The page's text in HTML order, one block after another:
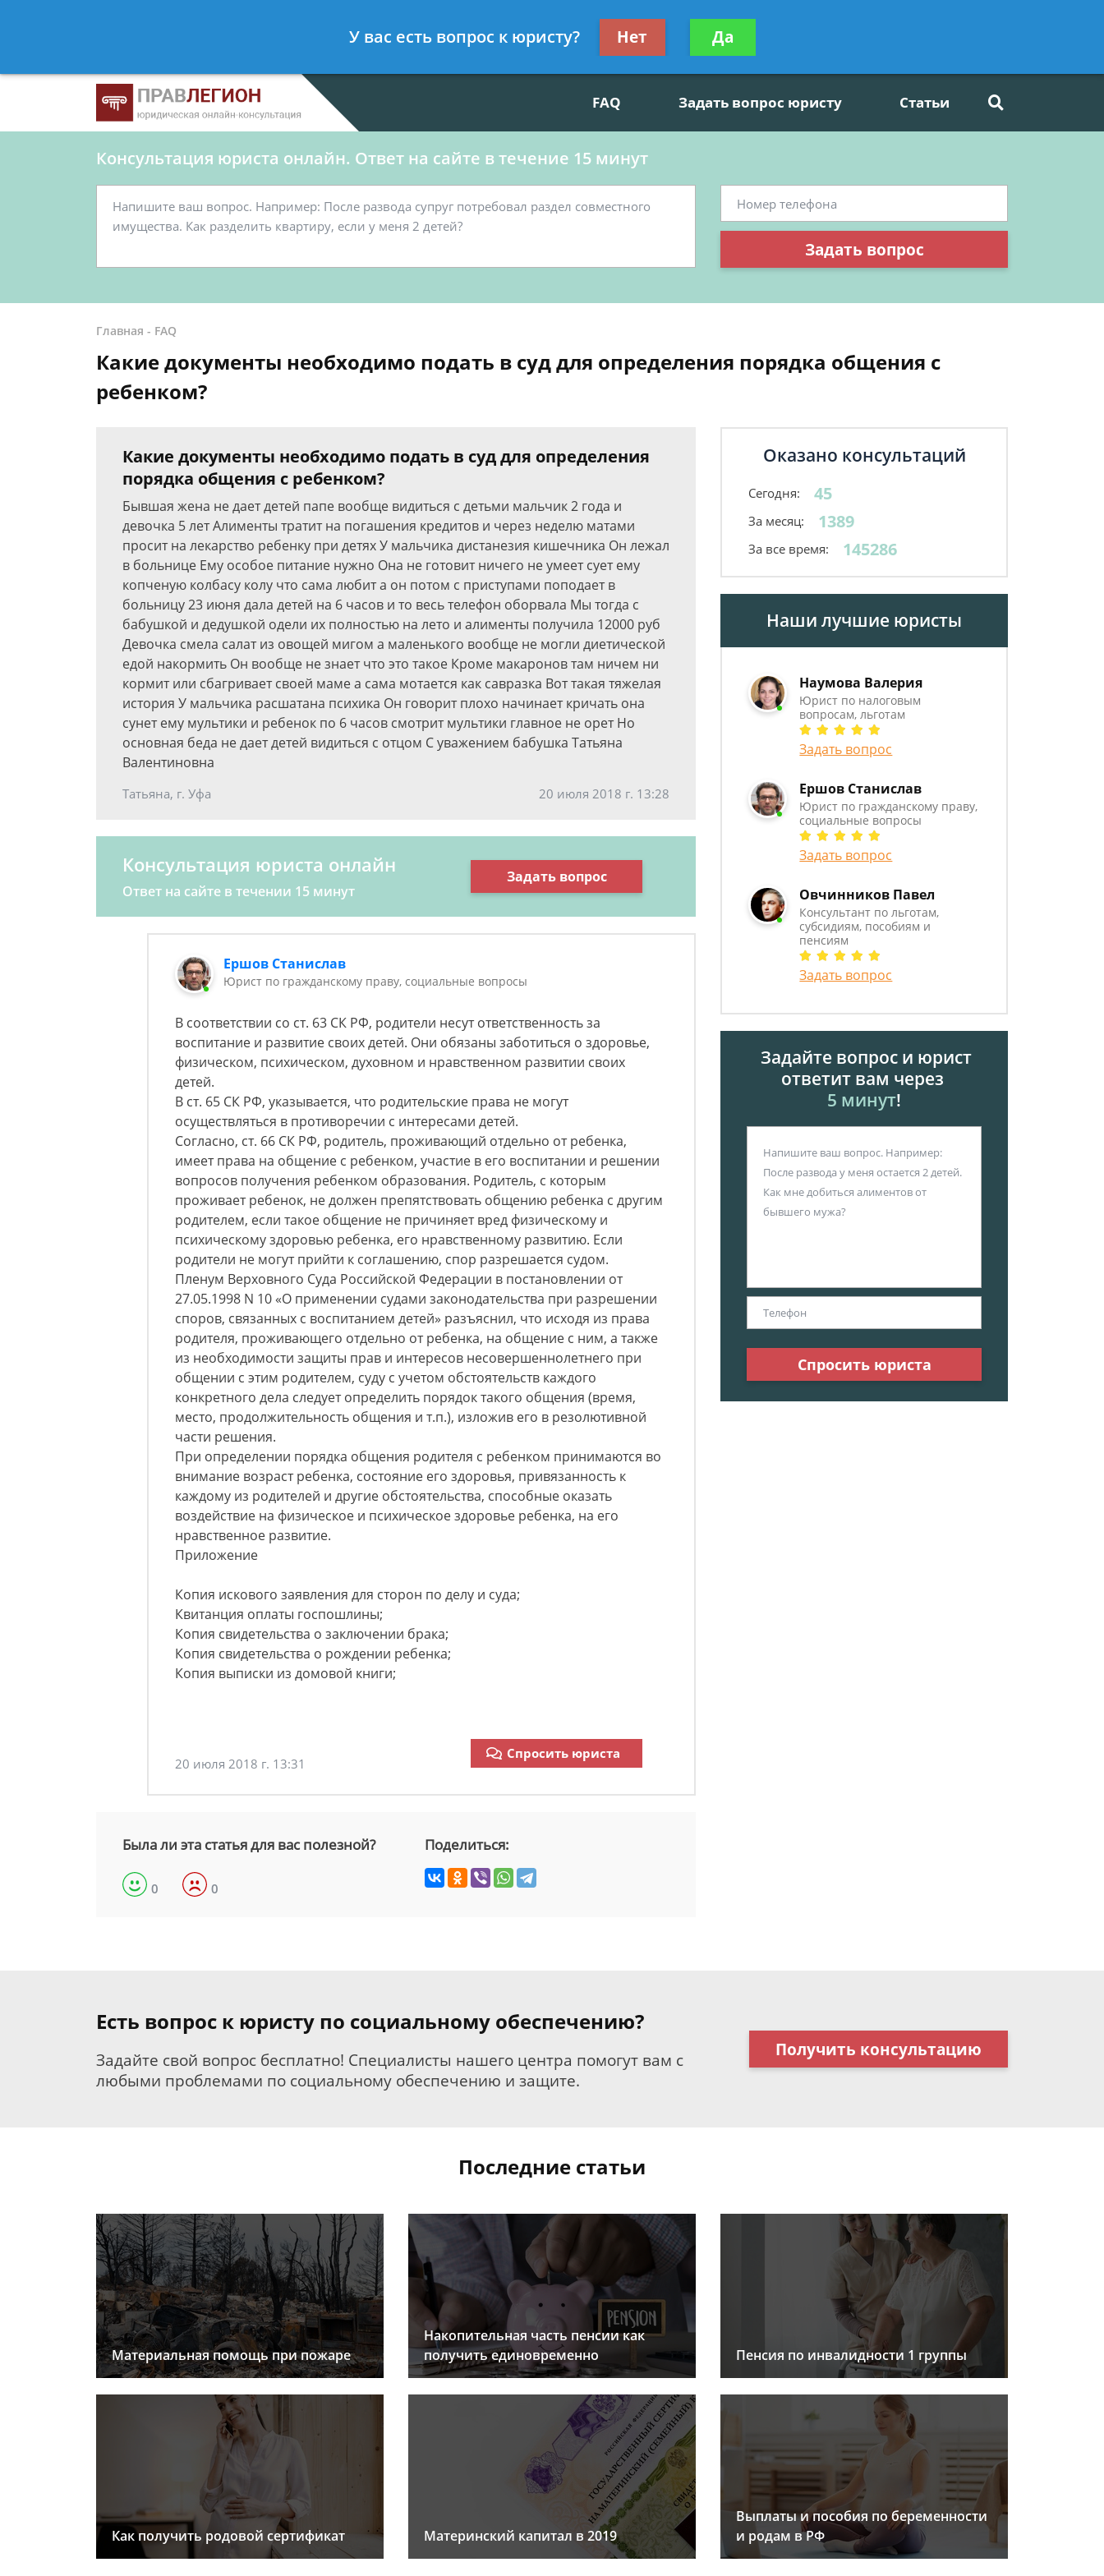
- Юрист по гражданскому праву, социальные вопросы
Получите консультацию
бесплатно
FAQ Задать вопрос юристу Статьи
Консультация юриста онлайн. Ответ на сайте в течение 15 минут
Задать вопрос
Главная - FAQ
Какие документы необходимо подать в суд для определения порядка общения с
ребенком?
Какие документы необходимо подать в суд для определения
порядка общения с ребенком?
Бывшая жена не дает детей папе вообще видиться с детьми мальчик 2 года и
девочка 5 лет Алименты тратит на погашения кредитов и через неделю матами
просит на лекарство ребенку при детях У мальчика дистанезия кишечника Он лежал
в больнице Ему особое питание нужно Она не готовит ничего не умеет сует ему
копченую колбасу колу что сама любит а он потом с приступами поподает в
больницу 23 июня дала детей на 6 часов и то весь телефон оборвала Мы тогда с
бабушкой и дедушкой одели их полностью на лето и алименты получила 12000 руб
Девочка смела салат из овощей мигом а маленького вообще не могли диетической
едой накормить Он вообще не знает что это такое Кроме макаронов там ничем ни
кормит или сбагривает своей маме а сама мотается как савразка Вот такая тяжелая
история У мальчика расшатана психика Он говорит плохо начинает кричать она
сунет ему мультики и ребенок по 6 часов смотрит мультики главное не орет Но
основная беда не дает детей видиться с отцом С уважением бабушка Татьяна
Валентиновна
Татьяна, г. Уфа 20 июля 2018 г. 13:28
Консультация юриста онлайн
Ответ на сайте в течении 15 минут
Задать вопрос
Ершов Станислав
Юрист по гражданскому праву, социальные вопросы
В соответствии со ст. 63 СК РФ, родители несут ответственность за
воспитание и развитие своих детей. Они обязаны заботиться о здоровье,
физическом, психическом, духовном и нравственном развитии своих
детей.
В ст. 65 СК РФ, указывается, что родительские права не могут
осуществляться в противоречии с интересами детей.
Согласно, ст. 66 СК РФ, родитель, проживающий отдельно от ребенка,
имеет права на общение с ребенком, участие в его воспитании и решении
вопросов получения ребенком образования. Родитель, с которым
проживает ребенок, не должен препятствовать общению ребенка с другим
родителем, если такое общение не причиняет вред физическому и
психическому здоровью ребенка, его нравственному развитию. Если
родители не могут прийти к соглашению, спор разрешается судом.
Пленум Верховного Суда Российской Федерации в постановлении от
27.05.1998 N 10 «О применении судами законодательства при разрешении
споров, связанных с воспитанием детей» разъяснил, что исходя из права
родителя, проживающего отдельно от ребенка, на общение с ним, а также
из необходимости защиты прав и интересов несовершеннолетнего при
общении с этим родителем, суду с учетом обстоятельств каждого
конкретного дела следует определить порядок такого общения (время,
место, продолжительность общения и т.п.), изложив его в резолютивной
части решения.
При определении порядка общения родителя с ребенком принимаются во
внимание возраст ребенка, состояние его здоровья, привязанность к
каждому из родителей и другие обстоятельства, способные оказать
воздействие на физическое и психическое здоровье ребенка, на его
нравственное развитие.
Приложение
Копия искового заявления для сторон по делу и суда;
Квитанция оплаты госпошлины;
Копия свидетельства о заключении брака;
Копия свидетельства о рождении ребенка;
Копия выписки из домовой книги;
20 июля 2018 г. 13:31
Спросить юриста
Была ли эта статья для вас полезной?
0 0
Поделиться:
Оказано консультаций
Сегодня: 45
За месяц: 1389
За все время: 145286
Наши лучшие юристы
Наумова Валерия
Юрист по налоговым
вопросам, льготам
Задать вопрос
Ершов Станислав
Юрист по гражданскому праву,
социальные вопросы
Задать вопрос
Овчинников Павел
Консультант по льготам,
субсидиям, пособиям и
пенсиям
Задать вопрос
Задайте вопрос и юрист
ответит вам через
5 минут!
Спросить юриста
Есть вопрос к юристу по социальному обеспечению?
Задайте свой вопрос бесплатно! Специалисты нашего центра помогут вам с
любыми проблемами по социальному обеспечению и защите.
Получить консультацию
Последние статьи
Материальная помощь при пожаре
Накопительная часть пенсии как
получить единовременно
Пенсия по инвалидности 1 группы
Как получить родовой сертификат Материнский капитал в 2019
Выплаты и пособия по беременности
и родам в РФ
У вас есть вопрос к юристу? Нет Да